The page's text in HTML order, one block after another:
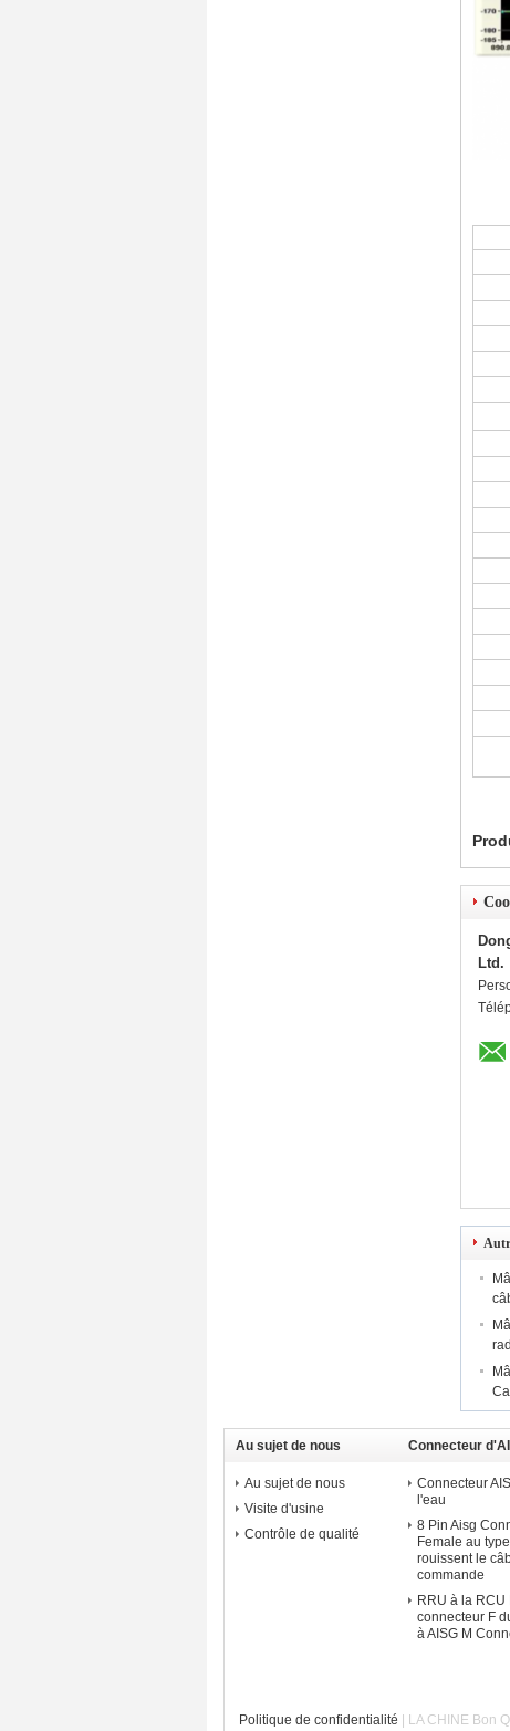
Ltd.
Au sujet de nous
Au sujet de nous
Visite d'usine
Contrôle de qualité
Connecteur
Connecteur
l'eau
8 Pin Aisg
Female au
rouissent le
commande
RRU à la RCU
connecteur F
à AISG M
Politique de confidentialité | LA CHINE Bon